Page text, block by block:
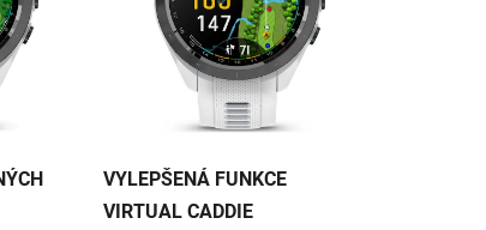
VYLEPŠENÁ FUNKCE
VIRTUAL CADDIE